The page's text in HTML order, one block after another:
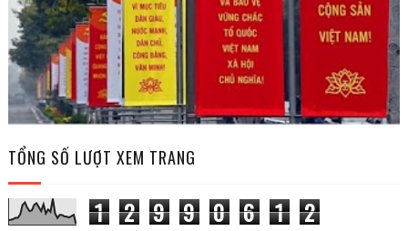
TỔNG SỐ LƯỢT XEM TRANG
1 2 9 9 0 6 1 2